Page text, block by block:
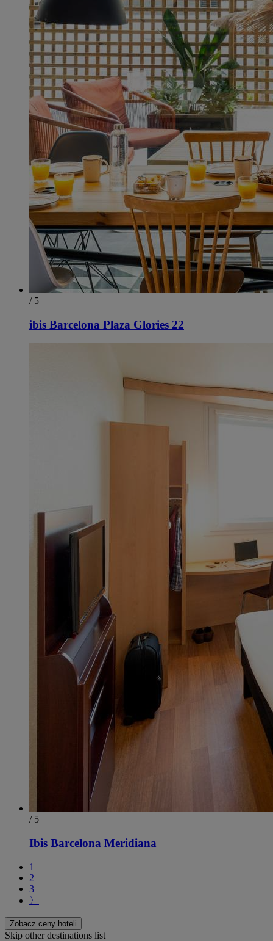
/ 5
ibis Barcelona Plaza Glories 22
/ 5
Ibis Barcelona Meridiana
1
2
3
〉
Zobacz ceny hoteli
Skip other destinations list